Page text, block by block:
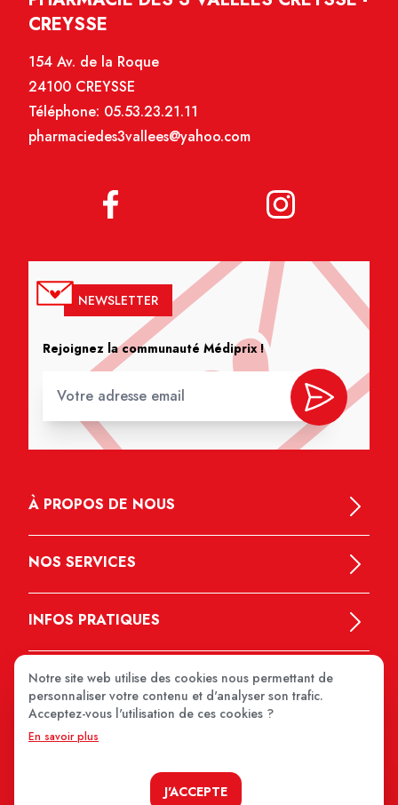
CREYSSE
154 Av. de la Roque
24100 CREYSSE
Téléphone: 05.53.23.21.11
pharmaciedes3vallees@yahoo.com
NEWSLETTER
Rejoignez la communauté Médiprix !
À PROPOS DE NOUS
NOS SERVICES
INFOS PRATIQUES
Notre site web utilise des cookies nous permettant de
personnaliser votre contenu et d'analyser son trafic.
Acceptez-vous l'utilisation de ces cookies ?
En savoir plus
J'ACCEPTE